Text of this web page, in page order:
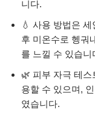
니다.
💧 사용 방법은
후 미온수로 헹궈
를 느낄 수 있습니
🌿 피부 자극 테
용할 수 있으며,
였습니다.